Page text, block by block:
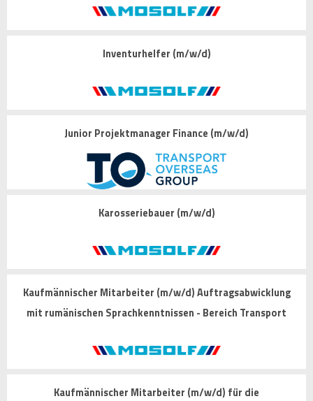
Inventurhelfer (m/w/d)
Junior Projektmanager Finance (m/w/d)
Karosseriebauer (m/w/d)
Kaufmännischer Mitarbeiter (m/w/d) Auftragsabwicklung
mit rumänischen Sprachkenntnissen - Bereich Transport
Kaufmännischer Mitarbeiter (m/w/d) für die